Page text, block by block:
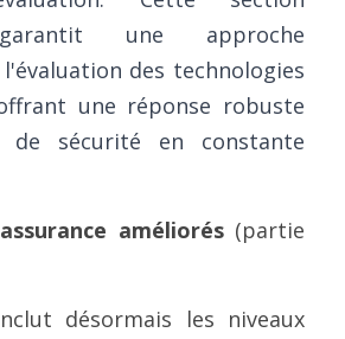
services publicsune approche
des technologies
une réponse robuste
de sécurité en constante
améliorés (partie
désormais les niveaux